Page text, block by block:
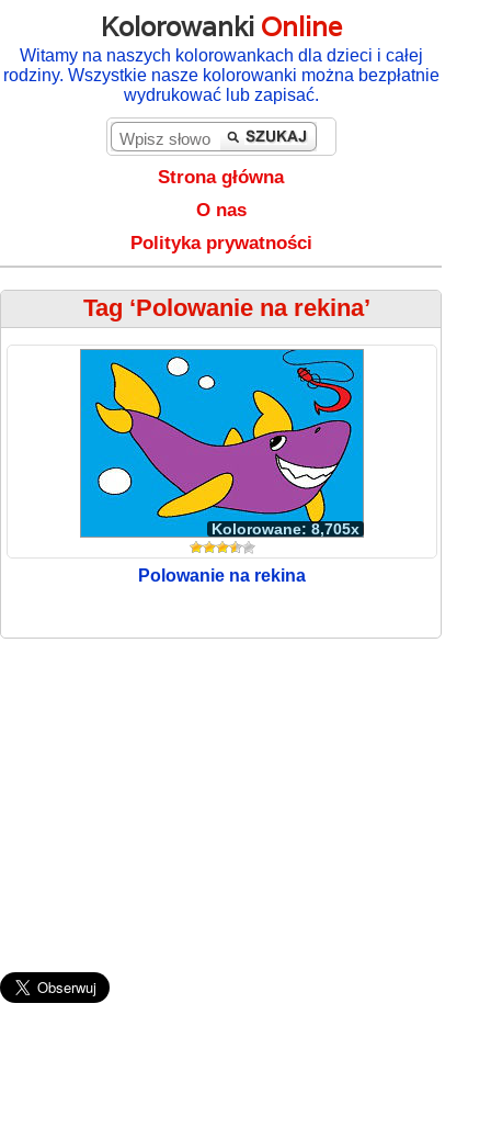
Kolorowanki Online
Witamy na naszych kolorowankach dla dzieci i całej
rodziny. Wszystkie nasze kolorowanki można bezpłatnie
wydrukować lub zapisać.
Strona główna
O nas
Polityka prywatności
Tag ‘Polowanie na rekina’
Kolorowane: 8,705x
Polowanie na rekina